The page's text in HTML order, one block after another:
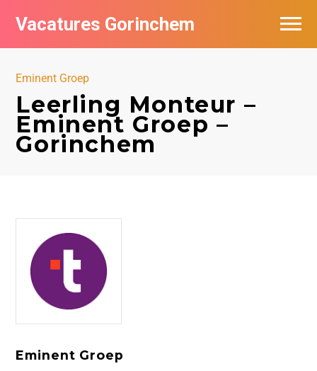
Vacatures Gorinchem
Eminent Groep
Leerling Monteur –
Eminent Groep –
Gorinchem
Eminent Groep
Vacatures bij bedrijven in Gorinchem
De populairste vacatures in Gorinchem
Nieuwsbrief feed